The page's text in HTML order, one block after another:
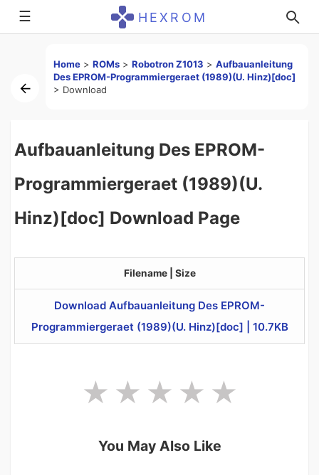
☰ HEXROM
Home > ROMs > Robotron Z1013 > Aufbauanleitung
Des EPROM-Programmiergeraet (1989)(U. Hinz)[doc]
> Download
Aufbauanleitung Des EPROM-
Programmiergeraet (1989)(U.
Hinz)[doc] Download Page
Filename | Size
Download Aufbauanleitung Des EPROM-
Programmiergeraet (1989)(U. Hinz)[doc] | 10.7KB
You May Also Like